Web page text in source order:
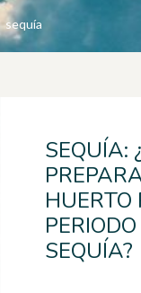
sequía
SEQUÍA:
SEQUÍA?